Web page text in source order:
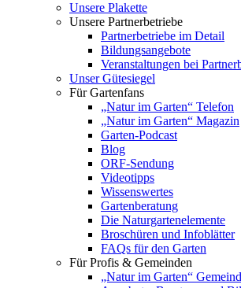
Unsere Plakette
Unsere Partnerbetriebe
Partnerbetriebe im Detail
Bildungsangebote
Veranstaltungen bei
Unser Gütesiegel
Für Gartenfans
„Natur im Garten“ Telefon
„Natur im Garten“ Magazin
Garten-Podcast
Blog
ORF-Sendung
Videotipps
Wissenswertes
Gartenberatung
Die Naturgartenelemente
Broschüren und Infoblätter
FAQs für den Garten
Für Profis & Gemeinden
„Natur im Garten“